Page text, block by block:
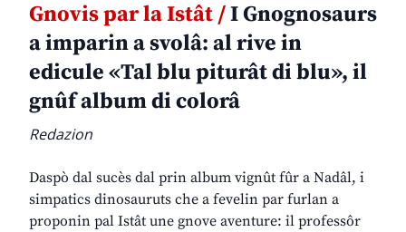
Gnovis par la Istât /I Gnognosaurs
a imparin a svolâ: al rive in
edicule «Tal blu piturât di blu», il
gnûf album di colorâ
Redazion
Daspò dal sucès dal prin album vignût fûr a Nadâl, i
simpatics dinosauruts che a fevelin par furlan a
proponin pal Istât une gnove aventure: il professôr